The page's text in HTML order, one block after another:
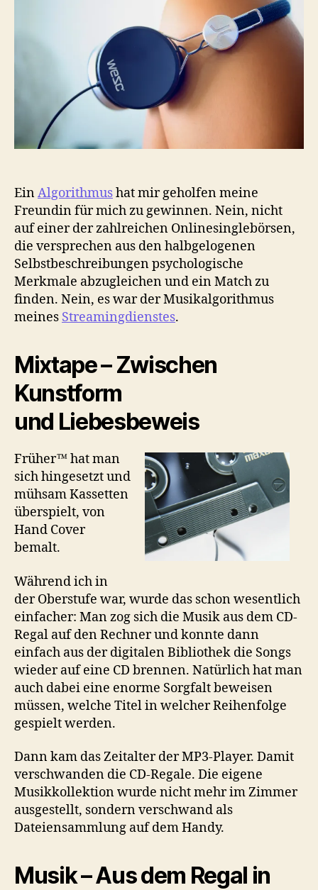
Freundin
zu
gewinnen
EinAlgorithmushat mir geholfen meine
Freundin für mich zu gewinnen. Nein, nicht
auf einer der zahlreichen Onlinesinglebörsen,
die versprechen aus den halbgelogenen
Selbstbeschreibungen psychologische
Merkmale abzugleichen und ein Match zu
finden. Nein, es war der Musikalgorithmus
meines Streamingdienstes.
Mixtape – Zwischen
Kunstform
und Liebesbeweis
Früher™ hat man
sich hingesetzt und
mühsam Kassetten
überspielt, von
Hand Cover
bemalt.
Während ich in
der Oberstufe war, wurde das schon wesentlich
einfacher: Man zog sich die Musik aus dem CD-
Regal auf den Rechner und konnte dann
einfach aus der digitalen Bibliothek die Songs
wieder auf eine CD brennen. Natürlich hat man
auch dabei eine enorme Sorgfalt beweisen
müssen, welche Titel in welcher Reihenfolge
gespielt werden.
Dann kam das Zeitalter der MP3-Player. Damit
verschwanden die CD-Regale. Die eigene
Musikkollektion wurde nicht mehr im Zimmer
ausgestellt, sondern verschwand als
Dateiensammlung auf dem Handy.
Musik – Aus dem Regal in